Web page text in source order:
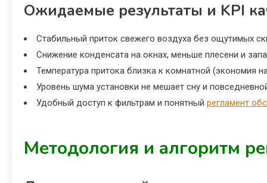
Ожидаемые результаты и KPI
Стабильный приток свежего воздуха без ощутимых
Снижение конденсата на окнах, меньше плесени и
Температура притока близка к комнатной (экономия
Уровень шума установки не мешает сну и
Удобный доступ к фильтрам и понятный регламент
Методология и алгоритм